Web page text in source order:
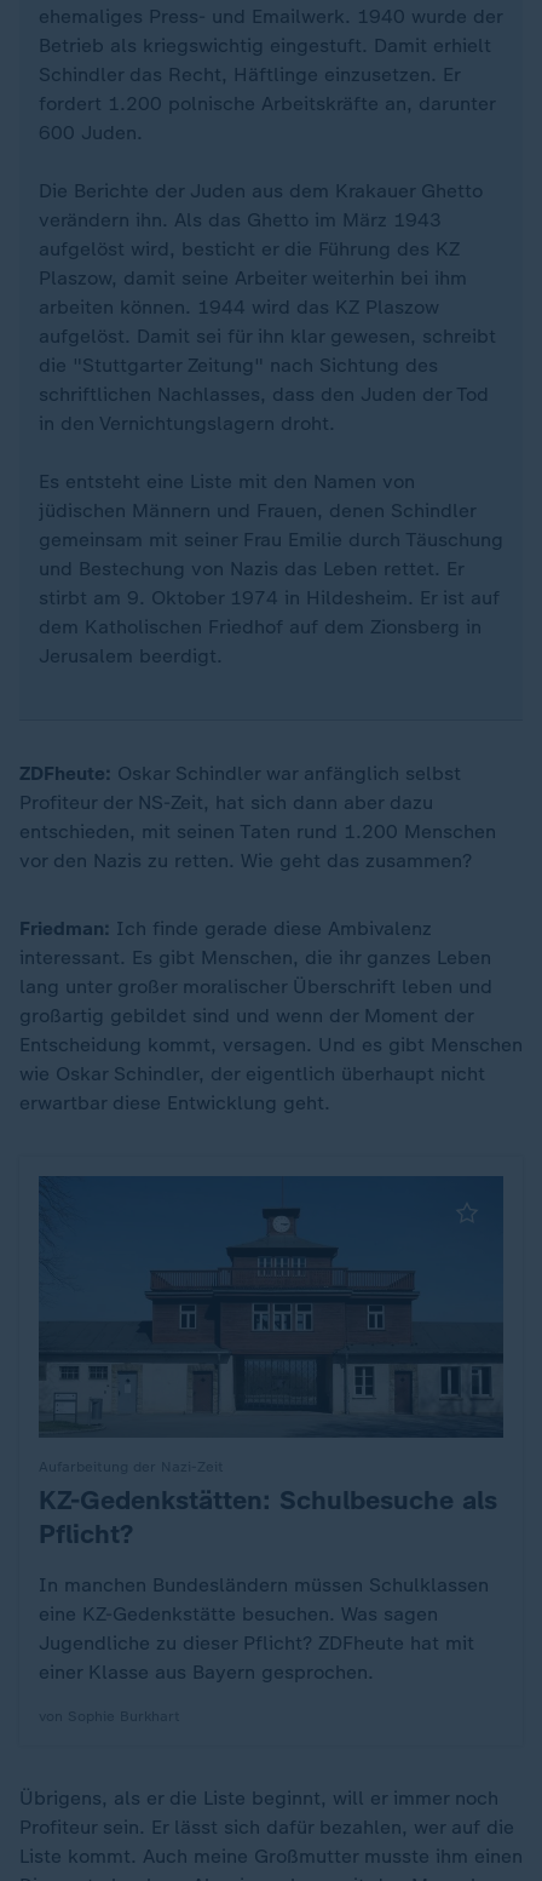
ehemaliges Press- und Emailwerk. 1940 wurde der
Betrieb als kriegswichtig eingestuft. Damit erhielt
Schindler das Recht, Häftlinge einzusetzen. Er
fordert 1.200 polnische Arbeitskräfte an, darunter
600 Juden.
Die Berichte der Juden aus dem Krakauer Ghetto
verändern ihn. Als das Ghetto im März 1943
aufgelöst wird, besticht er die Führung des KZ
Plaszow, damit seine Arbeiter weiterhin bei ihm
arbeiten können. 1944 wird das KZ Plaszow
aufgelöst. Damit sei für ihn klar gewesen, schreibt
die "Stuttgarter Zeitung" nach Sichtung des
schriftlichen Nachlasses, dass den Juden der Tod
in den Vernichtungslagern droht.
Es entsteht eine Liste mit den Namen von
jüdischen Männern und Frauen, denen Schindler
gemeinsam mit seiner Frau Emilie durch Täuschung
und Bestechung von Nazis das Leben rettet. Er
stirbt am 9. Oktober 1974 in Hildesheim. Er ist auf
dem Katholischen Friedhof auf dem Zionsberg in
Jerusalem beerdigt.
ZDFheute: Oskar Schindler war anfänglich selbst
Profiteur der NS-Zeit, hat sich dann aber dazu
entschieden, mit seinen Taten rund 1.200 Menschen
vor den Nazis zu retten. Wie geht das zusammen?
Friedman: Ich finde gerade diese Ambivalenz
interessant. Es gibt Menschen, die ihr ganzes Leben
lang unter großer moralischer Überschrift leben und
großartig gebildet sind und wenn der Moment der
Entscheidung kommt, versagen. Und es gibt Menschen
wie Oskar Schindler, der eigentlich überhaupt nicht
erwartbar diese Entwicklung geht.
:KZ-Gedenkstätten: Schulbesuche als
Pflicht?
In manchen Bundesländern müssen Schulklassen
eine KZ-Gedenkstätte besuchen. Was sagen
Jugendliche zu dieser Pflicht? ZDFheute hat mit
einer Klasse aus Bayern gesprochen.
Übrigens, als er die Liste beginnt, will er immer noch
Profiteur sein. Er lässt sich dafür bezahlen, wer auf die
Liste kommt. Auch meine Großmutter musste ihm einen